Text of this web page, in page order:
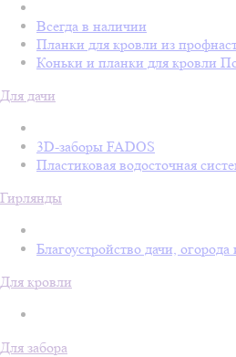
Всегда в наличии
Планки для кровли из
Коньки и планки для кровли
Для дачи
3D-заборы FADOS
Пластиковая водосточная
Гирлянды
Благоустройство дачи, огорода
Для кровли
Для забора